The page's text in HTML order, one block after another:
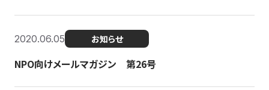
2020.06.05 お知らせ
NPO向けメールマガジン 第26号